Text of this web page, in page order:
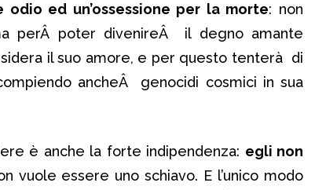
ed un’ossessione per la morte: non
perÂ poter divenireÂ il degno amante
il suo amore, e per questo tenterà di
ancheÂ genocidi cosmici in sua
è anche la forte indipendenza: egli non
vuole essere uno schiavo. E l’unico modo